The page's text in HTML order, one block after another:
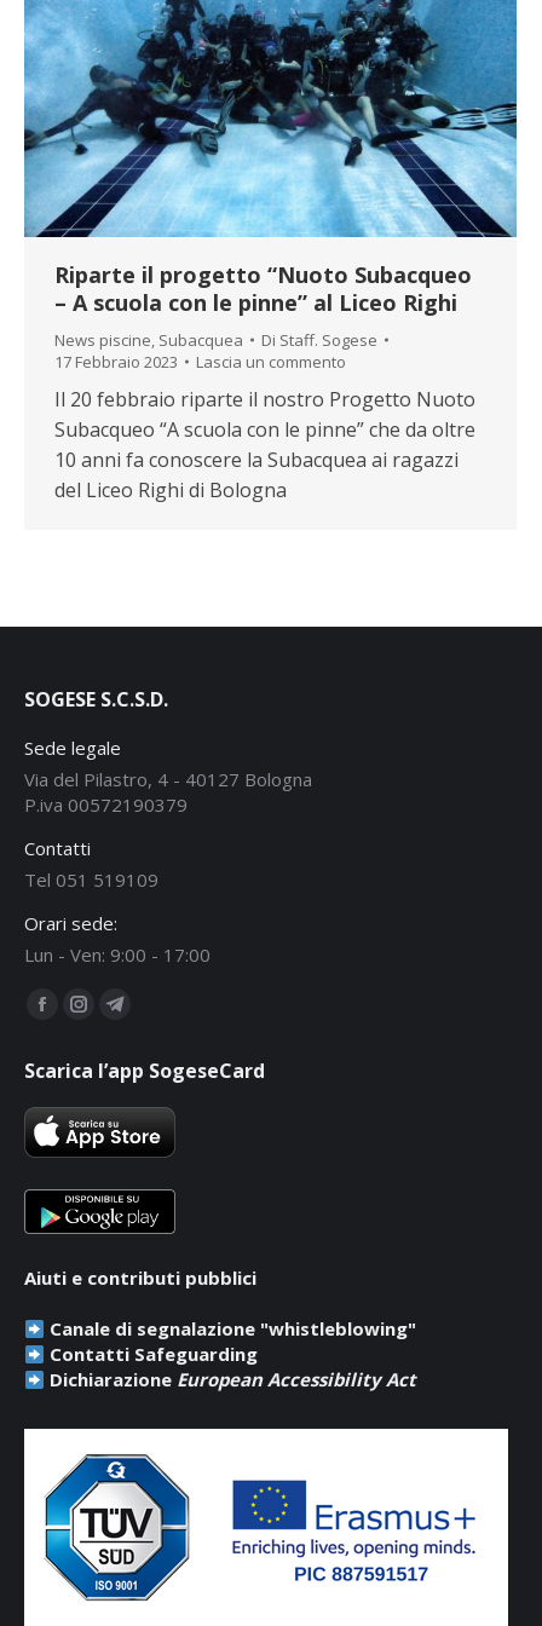
Riparte il progetto “Nuoto Subacqueo
– A scuola con le pinne” al Liceo Righi
News piscine Subacquea Di Staff. Sogese
17 Febbraio 2023
Lascia un commento
Il 20 febbraio riparte il nostro Progetto Nuoto
Subacqueo “A scuola con le pinne” che da oltre
10 anni fa conoscere la Subacquea ai ragazzi
del Liceo Righi di Bologna
SOGESE S.C.S.D.
Sede legale
Via del Pilastro, 4 - 40127 Bologna
P.iva 00572190379
Contatti
Tel 051 519109
Orari sede:
Lun - Ven: 9:00 - 17:00
Ci puoi trovare su:
Facebook
opens
in
new
Instagram
opens
in
new
Telegram
opens
in
new
Scarica l’app SogeseCard
Aiuti e contributi pubblici
Canale di segnalazione "whistleblowing"
Contatti Safeguarding
Dichiarazione European Accessibility Act